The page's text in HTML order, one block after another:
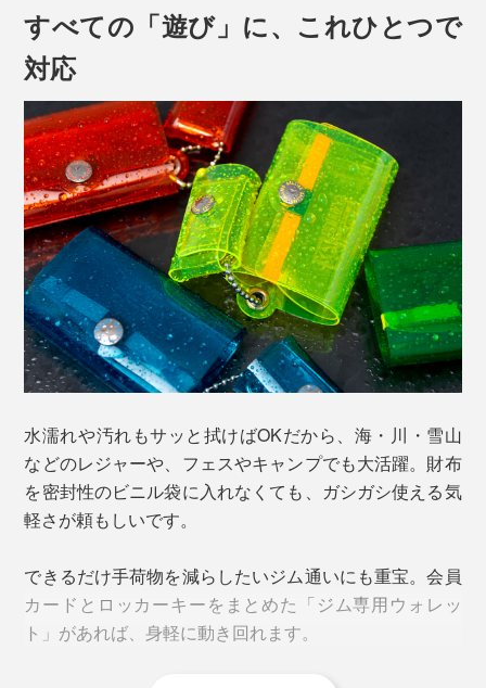
すべての「遊び」に、これひとつで
対応
水濡れや汚れもサッと拭けばOKだから、海・川・雪山
などのレジャーや、フェスやキャンプでも大活躍。財布
を密封性のビニル袋に入れなくても、ガシガシ使える気
軽さが頼もしいです。
できるだけ手荷物を減らしたいジム通いにも重宝。会員
カードとロッカーキーをまとめた「ジム専用ウォレッ
ト」があれば、身軽に動き回れます。